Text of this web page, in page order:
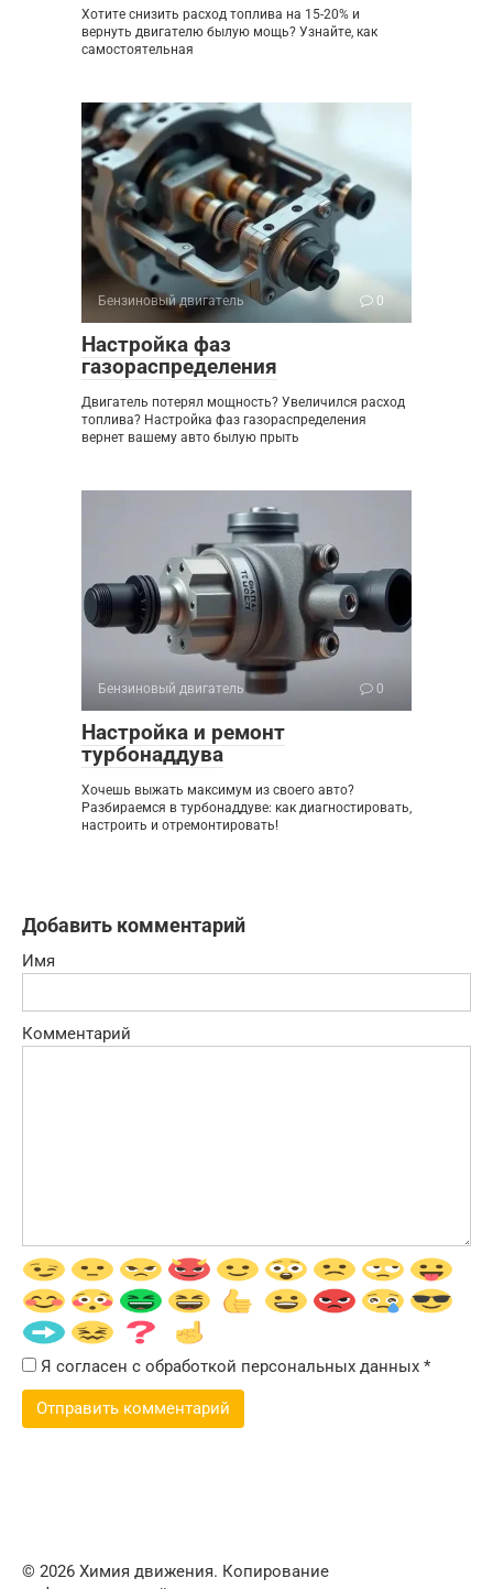
Хотите снизить расход топлива на 15-20% и
вернуть двигателю былую мощь? Узнайте, как
самостоятельная
Бензиновый двигатель 0
Настройка фаз
газораспределения
Двигатель потерял мощность? Увеличился расход
топлива? Настройка фаз газораспределения
вернет вашему авто былую прыть
Бензиновый двигатель 0
Настройка и ремонт
турбонаддува
Хочешь выжать максимум из своего авто?
Разбираемся в турбонаддуве: как диагностировать,
настроить и отремонтировать!
Добавить комментарий
Имя
Комментарий
Я согласен с обработкой персональных данных *
© 2026 Химия движения. Копирование